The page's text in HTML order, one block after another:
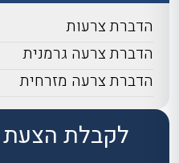
לקבלת הצעת
הדברת צרעות
הדברת צרעה גרמנית
הדברת צרעה מזרחית